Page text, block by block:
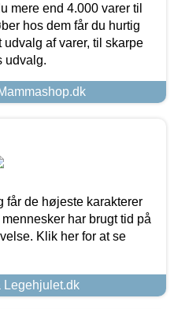
mere end 4.000 varer til
hos dem får du hurtig
udvalg af varer, til skarpe
udvalg.
får de højeste karakterer
har brugt tid på
Klik her for at se
Legehjulet.dk